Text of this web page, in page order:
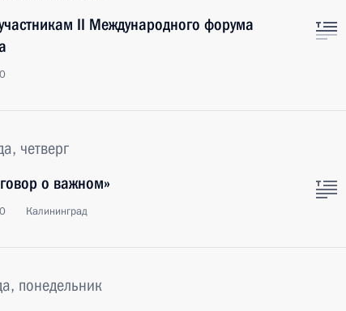
II Международного форума
четверг
о важном»
Калининград
понедельник